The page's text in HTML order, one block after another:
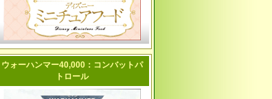
ウォーハンマー40,000：コンバットパ
トロール